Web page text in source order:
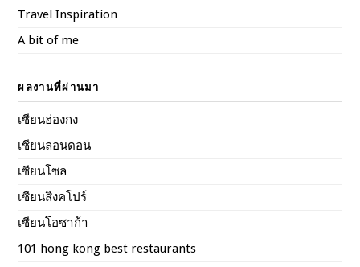
Travel Inspiration
A bit of me
ผลงานที่ผ่านมา
เซียนฮ่องกง
เซียนลอนดอน
เซียนโซล
เซียนสิงคโปร์
เซียนโอซาก้า
101 hong kong best restaurants